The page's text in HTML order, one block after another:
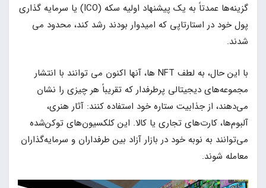
گزینه‌ها عمدتاً به یک پیشنهاد اولیه سکه (ICO) یا سرمایه گذاری
پول خود در استارتاپی که امیدوار بودند رشد کند، محدود می
شدند.
با این حال، به لطف NFT ها، آنها اکنون می توانند با انتشار
مجموعه‌های دیجیتالی پرطرفدار که تقریباً هر چیزی را نشان
می‌دهند، از جذابیت ستاره خود استفاده کنند: آثار هنری،
آلبوم‌ها، کارت‌های تجاری یا کالا. این کلکسیون‌های توکن‌شده
می‌توانند به نوبه خود در بازار آزاد بین طرفداران و سرمایه‌گذاران
معامله شوند.